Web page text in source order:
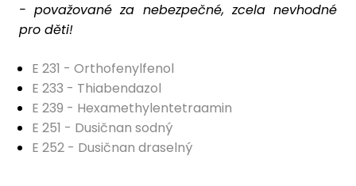
- považované za nebezpečné, zcela nevhodné
pro děti!
E 231 - Orthofenylfenol
E 233 - Thiabendazol
E 239 - Hexamethylentetraamin
E 251 - Dusičnan sodný
E 252 - Dusičnan draselný